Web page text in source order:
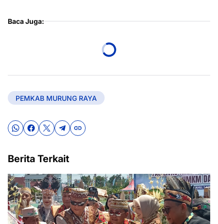
Baca Juga:
PEMKAB MURUNG RAYA
Berita Terkait